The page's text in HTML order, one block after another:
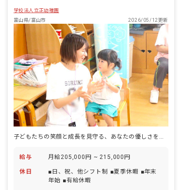
学校法人立正幼稚園
富山県/富山市
2026/05/12更新
子どもたちの笑顔と成長を見守る、あなたの優しさを活かせる保育の仕事
給与 月給205,000円 ~ 215,000円
休日
■日、祝、他シフト制 ■夏季休暇 ■年末
年始 ■有給休暇